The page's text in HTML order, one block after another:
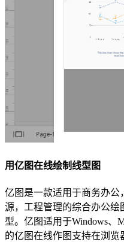
用亿图在线绘制线型图
亿图是一款适用于商务办公
源，工程管理的综合办公绘
型。亿图适用于Windows、
的亿图在线作图支持在浏览